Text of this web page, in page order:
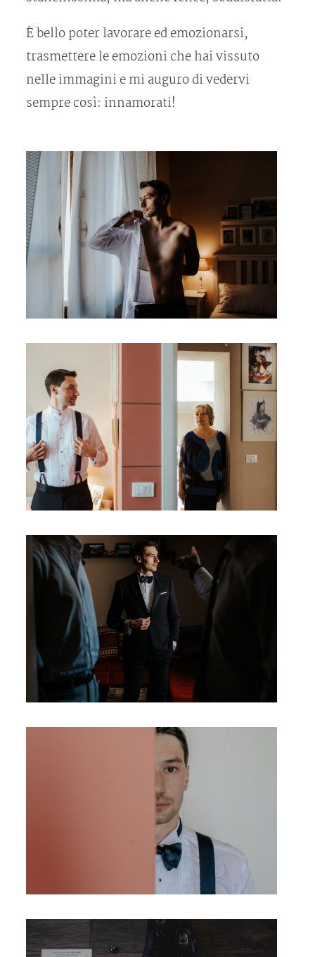
È bello poter lavorare ed emozionarsi,
trasmettere le emozioni che hai vissuto
nelle immagini e mi auguro di vedervi
sempre così: innamorati!